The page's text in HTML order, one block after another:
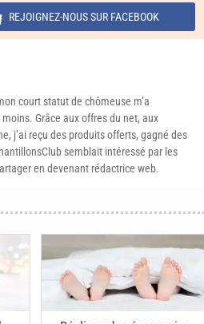
REJOIGNEZ-NOUS SUR FACEBOOK
court statut de chômeuse m’a
Grâce aux offres du net, aux
j’ai reçu des produits offerts, gagné des
semblait intéressé par les
en devenant rédactrice web.